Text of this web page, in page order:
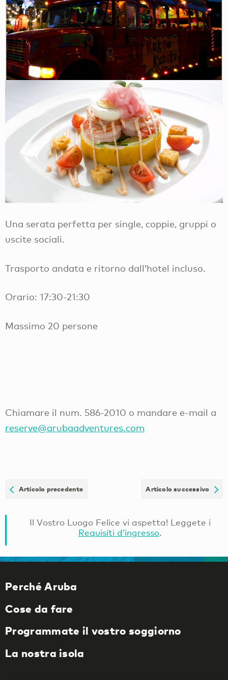
Una serata perfetta per single, coppie, gruppi o
uscite sociali.
Trasporto andata e ritorno dall’hotel incluso.
Orario: 17:30-21:30
Massimo 20 persone
Chiamare il num. 586-2010 o mandare e-mail a
reserve@arubaadventures.com
Articolo precedente Articolo successivo
Il Vostro Luogo Felice vi aspetta! Leggete i
Requisiti d’ingresso.
Perché Aruba
Cose da fare
Programmate il vostro soggiorno
La nostra isola